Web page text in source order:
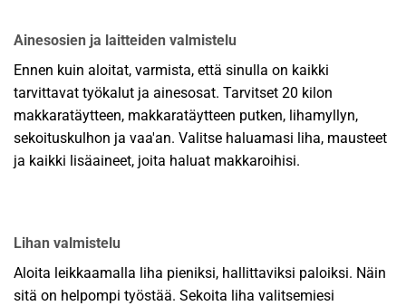
Ainesosien ja laitteiden valmistelu
Ennen kuin aloitat, varmista, että sinulla on kaikki
tarvittavat työkalut ja ainesosat. Tarvitset 20 kilon
makkaratäytteen, makkaratäytteen putken, lihamyllyn,
sekoituskulhon ja vaa'an. Valitse haluamasi liha, mausteet
ja kaikki lisäaineet, joita haluat makkaroihisi.
Lihan valmistelu
Aloita leikkaamalla liha pieniksi, hallittaviksi paloiksi. Näin
sitä on helpompi työstää. Sekoita liha valitsemiesi